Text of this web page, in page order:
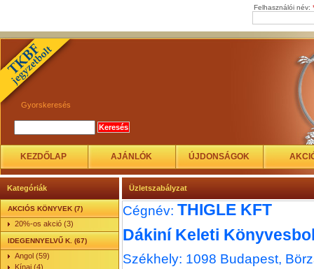
Felhasználói név:
Gyorskeresés
KEZDŐLAP AJÁNLÓK ÚJDONSÁGOK
Kategóriák
AKCIÓS KÖNYVEK (7)
20%-os akció (3)
IDEGENNYELVŰ K. (67)
Angol (59)
Kínai (4)
Üzletszabályzat
Cégnév: THIGLE KFT
Dákiní Keleti
Székhely: 1098 Budapest,